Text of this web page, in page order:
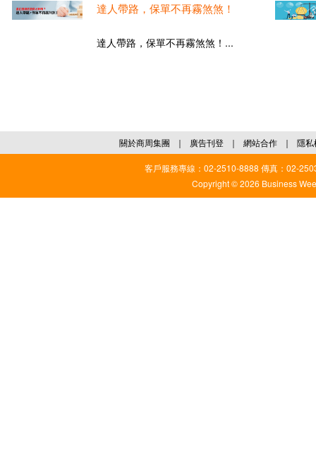
達人帶路，保單不再霧煞煞！
達人帶路，保單不再霧煞煞！...
關於商周集團 ｜ 廣告刊登 ｜ 網站合作 ｜ 隱私
客戶服務專線：02-2510-8888 傳真：02-
Copyright © 2026 Business